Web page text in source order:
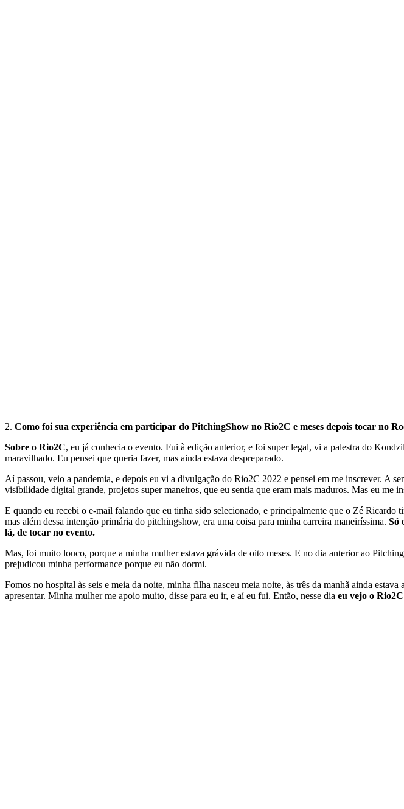
2. Como foi sua experiência em participar do PitchingShow no Rio2C e meses depois tocar no
Sobre o Rio2C, eu já conhecia o evento. Fui à edição anterior, e foi super legal, vi a palestra do
maravilhado. Eu pensei que queria fazer, mas ainda estava despreparado.
Aí passou, veio a pandemia, e depois eu vi a divulgação do Rio2C 2022 e pensei em me inscrever. A
visibilidade digital grande, projetos super maneiros, que eu sentia que eram mais maduros. Mas eu me
E quando eu recebi o e-mail falando que eu tinha sido selecionado, e principalmente que o Zé
mas além dessa intenção primária do pitchingshow, era uma coisa para minha carreira maneiríssima. Só
lá, de tocar no evento.
Mas, foi muito louco, porque a minha mulher estava grávida de oito meses. E no dia anterior ao
prejudicou minha performance porque eu não dormi.
Fomos no hospital às seis e meia da noite, minha filha nasceu meia noite, às três da manhã ainda
apresentar. Minha mulher me apoio muito, disse para eu ir, e aí eu fui. Então, nesse dia eu vejo o